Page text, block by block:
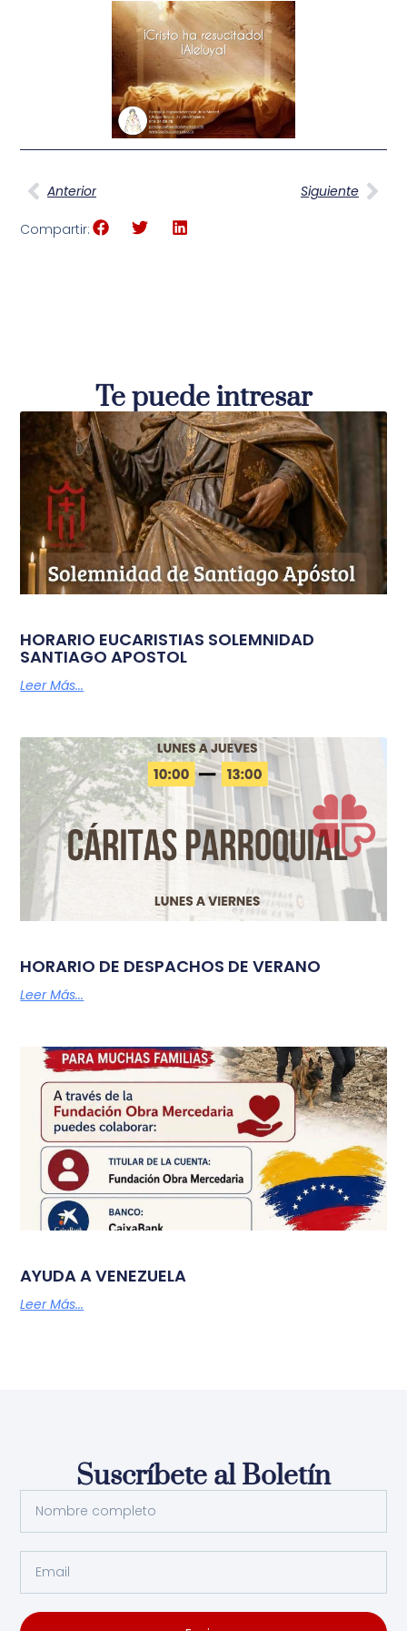
Anterior Siguiente
Compartir:
Te puede intresar
HORARIO EUCARISTIAS SOLEMNIDAD
SANTIAGO APOSTOL
Leer Más...
HORARIO DE DESPACHOS DE VERANO
Leer Más...
AYUDA A VENEZUELA
Leer Más...
Suscríbete al Boletín